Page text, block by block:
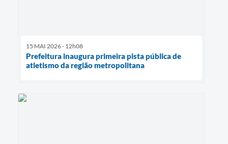
15 MAI 2026 - 12h08
Prefeitura inaugura primeira pista pública de
atletismo da região metropolitana